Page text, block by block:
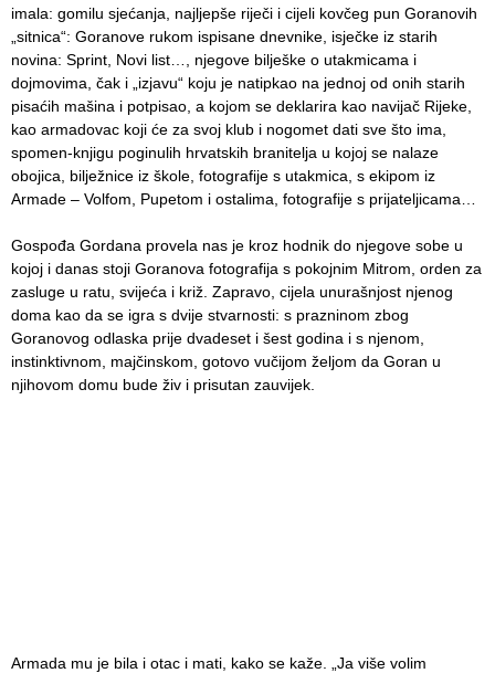
imala: gomilu sjećanja, najljepše riječi i cijeli kovčeg pun Goranovih
„sitnica“: Goranove rukom ispisane dnevnike, isječke iz starih
novina: Sprint, Novi list…, njegove bilješke o utakmicama i
dojmovima, čak i „izjavu“ koju je natipkao na jednoj od onih starih
pisaćih mašina i potpisao, a kojom se deklarira kao navijač Rijeke,
kao armadovac koji će za svoj klub i nogomet dati sve što ima,
spomen-knjigu poginulih hrvatskih branitelja u kojoj se nalaze
obojica, bilježnice iz škole, fotografije s utakmica, s ekipom iz
Armade – Volfom, Pupetom i ostalima, fotografije s prijateljicama…
Gospođa Gordana provela nas je kroz hodnik do njegove sobe u
kojoj i danas stoji Goranova fotografija s pokojnim Mitrom, orden za
zasluge u ratu, svijeća i križ. Zapravo, cijela unurašnjost njenog
doma kao da se igra s dvije stvarnosti: s prazninom zbog
Goranovog odlaska prije dvadeset i šest godina i s njenom,
instinktivnom, majčinskom, gotovo vučijom željom da Goran u
njihovom domu bude živ i prisutan zauvijek.
Armada mu je bila i otac i mati, kako se kaže. „Ja više volim